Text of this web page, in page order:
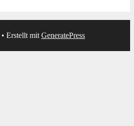
• Erstellt mit GeneratePress